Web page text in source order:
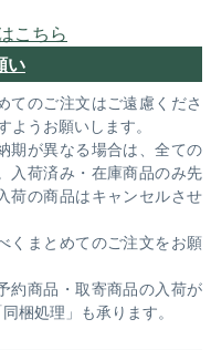
こちら
い
てのご注文はご遠慮くださ
うお願いします。
期が異なる場合は、全ての
入荷済み・在庫商品のみ先
荷の商品はキャンセルさせ
くまとめてのご注文をお願
約商品・取寄商品の入荷が
梱処理」も承ります。